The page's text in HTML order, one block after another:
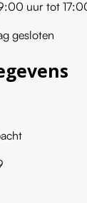
uur tot
gesloten